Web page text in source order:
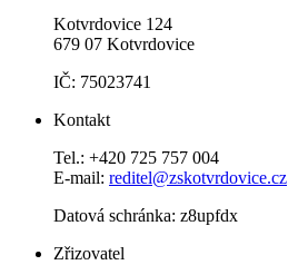
Kotvrdovice 124
679 07 Kotvrdovice
IČ: 75023741
Kontakt
Tel.: +420 725 757 004
E-mail: reditel@zskotvrdovice.cz
Datová schránka: z8upfdx
Zřizovatel